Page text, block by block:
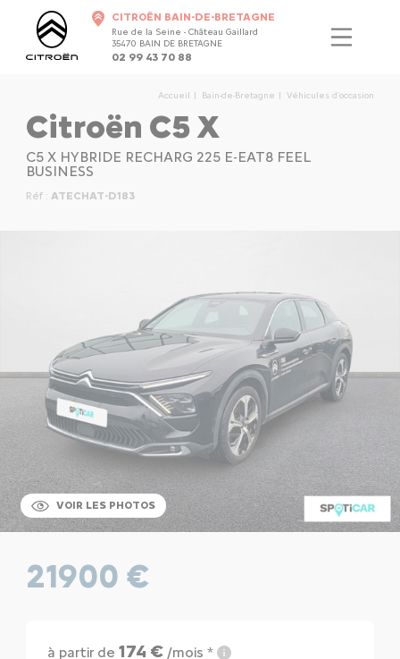
CITROËN BAIN-DE-BRETAGNE
Rue de la Seine - Château Gaillard
35470 BAIN DE BRETAGNE
02 99 43 70 88
Accueil Bain-de-Bretagne Véhicules d'occasion
Citroën C5 X
C5 X HYBRIDE RECHARG 225 E-EAT8 FEEL
BUSINESS
Réf : ATECHAT-D183
VOIR LES PHOTOS
21900 €
à partir de 174 €/mois *